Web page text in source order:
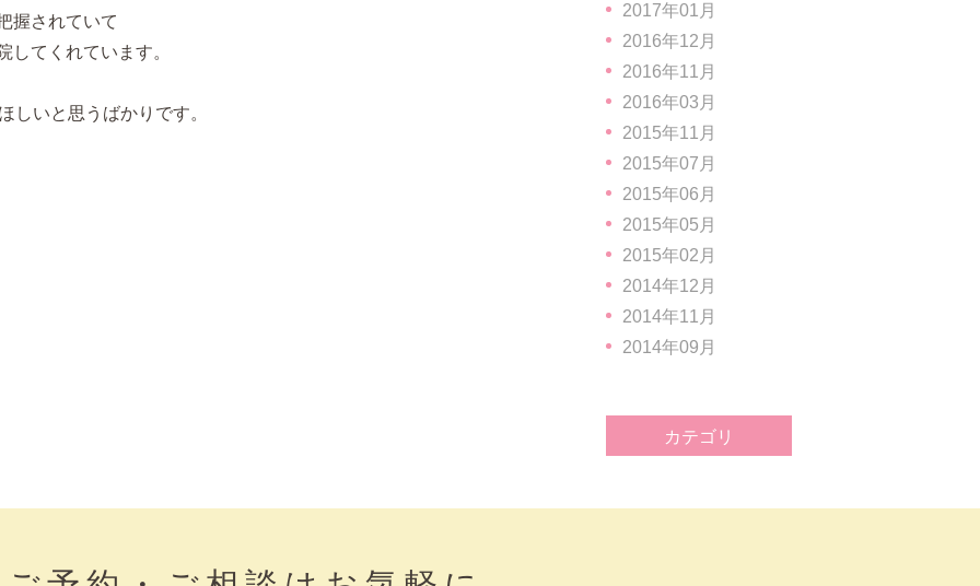
握されていて
してくれています。
しいと思うばかりです。
2017年01月
2016年12月
2016年11月
2016年03月
2015年11月
2015年07月
2015年06月
2015年05月
2015年02月
2014年12月
2014年11月
2014年09月
カテゴリ